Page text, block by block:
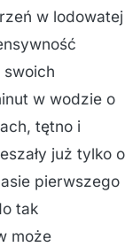
w lodowatej
swoich
w wodzie o
tętno i
już tylko o
pierwszego
tak
może